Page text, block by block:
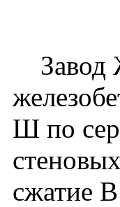
Завод
Ш по
сжатие